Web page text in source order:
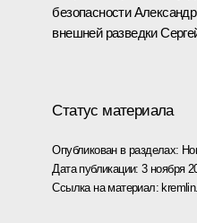
безопасности
внешней разведки
Статус материала
Опубликован в разделах:
Дата публикации:3 ноября
Ссылка на материал: